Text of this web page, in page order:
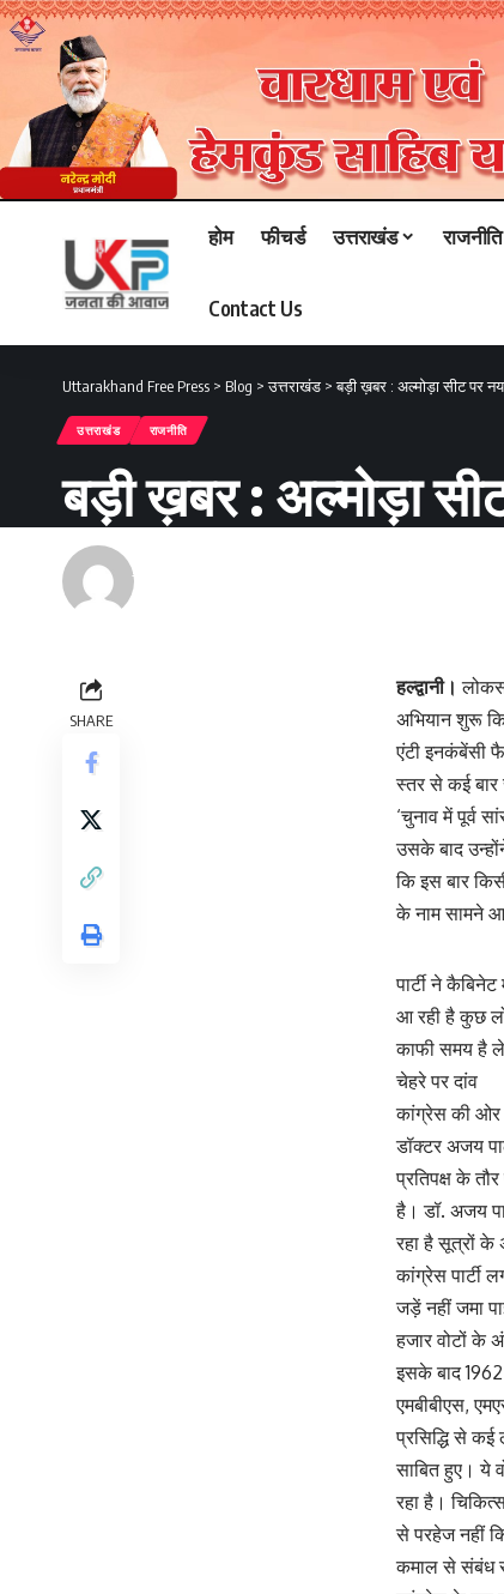
होम फीचर्ड उत्तराखंड राजनीति
Contact Us
Uttarakhand Free Press > Blog >उत्तराखंड >बड़ी ख़बर : अल्मोड़ा सीट पर
उत्तराखंड राजनीति
बड़ी ख़बर : अल्मोड़ा
Last updated: September 24, 2023 8:54 am
Renu Negi
SHARE
हल्द्वानी।
अभियान शुरू
एंटी इनकंबेंसी
स्तर से कई बार
‘चुनाव में पूर्व
उसके बाद
कि इस बार
के नाम सामने आ
पार्टी ने
आ रही है कुछ
काफी समय है
चेहरे पर दांव
कांग्रेस की ओर
डॉक्टर अजय
प्रतिपक्ष के
है। डॉ. अजय
रहा है सूत्रों के
कांग्रेस पार्टी
जड़ें नहीं जमा
हजार वोटों के
इसके बाद
एमबीबीएस,
प्रसिद्धि से
साबित हुए। ये
रहा है।
से परहेज नहीं
कमाल से संबंध